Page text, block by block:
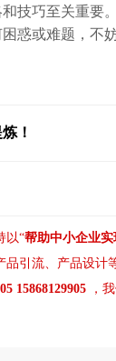
技巧至关重要
惑或难题，不
！
以“帮助中小企业
品引流、 产品设计
15868129905 ，